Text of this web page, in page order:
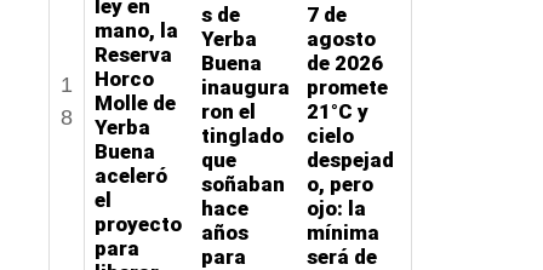
1
8
ley en
mano, la
Reserva
Horco
Molle de
Yerba
Buena
aceleró
el
proyecto
para
s de
Yerba
Buena
inaugura
ron el
tinglado
que
soñaban
hace
años
para
7 de
agosto
de 2026
promete
21°C y
cielo
despejad
o, pero
ojo: la
mínima
será de